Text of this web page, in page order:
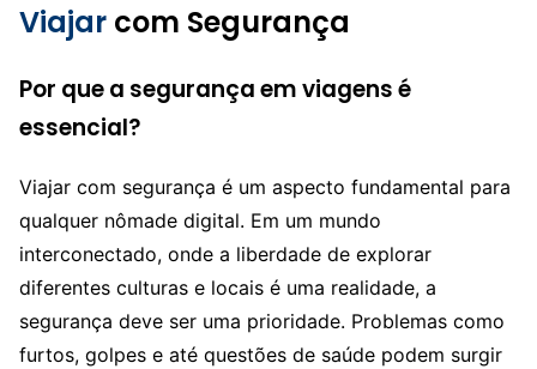
Viajar com Segurança
Por que a segurança em viagens é
essencial?
Viajar com segurança é um aspecto fundamental para
qualquer nômade digital. Em um mundo
interconectado, onde a liberdade de explorar
diferentes culturas e locais é uma realidade, a
segurança deve ser uma prioridade. Problemas como
furtos, golpes e até questões de saúde podem surgir